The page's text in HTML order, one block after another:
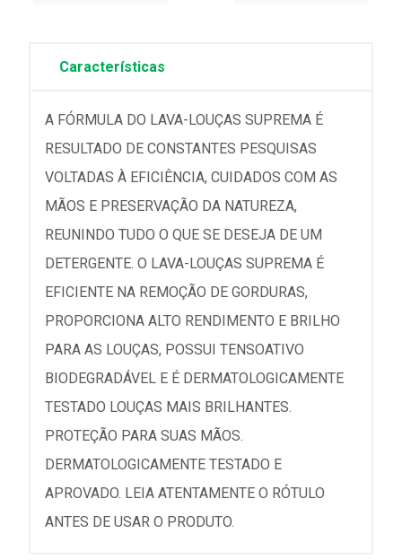
Características
A FÓRMULA DO LAVA-LOUÇAS SUPREMA É
RESULTADO DE CONSTANTES PESQUISAS
VOLTADAS À EFICIÊNCIA, CUIDADOS COM AS
MÃOS E PRESERVAÇÃO DA NATUREZA,
REUNINDO TUDO O QUE SE DESEJA DE UM
DETERGENTE. O LAVA-LOUÇAS SUPREMA É
EFICIENTE NA REMOÇÃO DE GORDURAS,
PROPORCIONA ALTO RENDIMENTO E BRILHO
PARA AS LOUÇAS, POSSUI TENSOATIVO
BIODEGRADÁVEL E É DERMATOLOGICAMENTE
TESTADO LOUÇAS MAIS BRILHANTES.
PROTEÇÃO PARA SUAS MÃOS.
DERMATOLOGICAMENTE TESTADO E
APROVADO. LEIA ATENTAMENTE O RÓTULO
ANTES DE USAR O PRODUTO.